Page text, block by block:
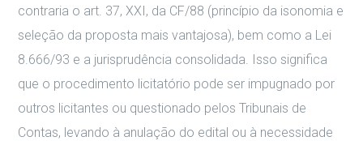
contraria o art. 37, XXI, da CF/88 (princípio da isonomia e
seleção da proposta mais vantajosa), bem como a Lei
8.666/93 e a jurisprudência consolidada. Isso significa
que o procedimento licitatório pode ser impugnado por
outros licitantes ou questionado pelos Tribunais de
Contas, levando à anulação do edital ou à necessidade